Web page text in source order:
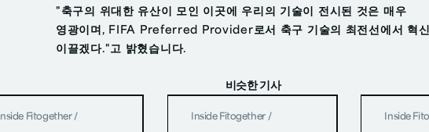
"축구의 위대한 유산이 모인 이곳에 우리의 기술이 전시된 것은 매우
영광이며, FIFA Preferred Provider로서 축구 기술의 최전선에서 혁
이끌겠다."고 밝혔습니다.
비슷한 기사
Inside Fitogether / Inside Fitogether / Inside